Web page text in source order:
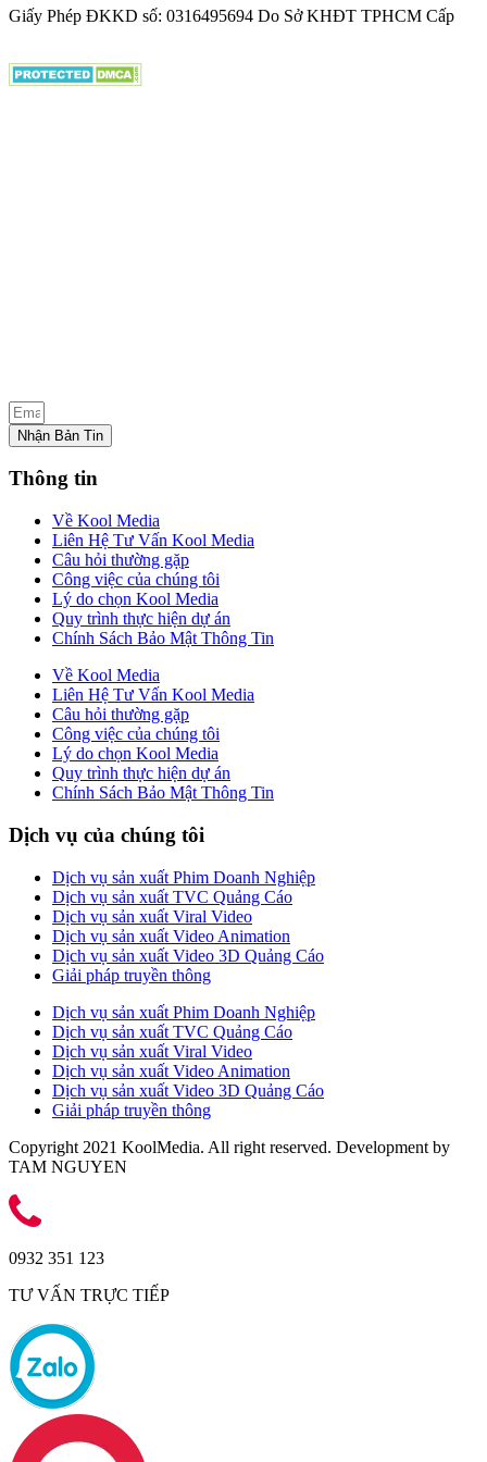
Giấy Phép ĐKKD số: 0316495694 Do Sở KHĐT TPHCM Cấp
Nhận Bản Tin
Thông tin
Về Kool Media
Liên Hệ Tư Vấn Kool Media
Câu hỏi thường gặp
Công việc của chúng tôi
Lý do chọn Kool Media
Quy trình thực hiện dự án
Chính Sách Bảo Mật Thông Tin
Về Kool Media
Liên Hệ Tư Vấn Kool Media
Câu hỏi thường gặp
Công việc của chúng tôi
Lý do chọn Kool Media
Quy trình thực hiện dự án
Chính Sách Bảo Mật Thông Tin
Dịch vụ của chúng tôi
Dịch vụ sản xuất Phim Doanh Nghiệp
Dịch vụ sản xuất TVC Quảng Cáo
Dịch vụ sản xuất Viral Video
Dịch vụ sản xuất Video Animation
Dịch vụ sản xuất Video 3D Quảng Cáo
Giải pháp truyền thông
Dịch vụ sản xuất Phim Doanh Nghiệp
Dịch vụ sản xuất TVC Quảng Cáo
Dịch vụ sản xuất Viral Video
Dịch vụ sản xuất Video Animation
Dịch vụ sản xuất Video 3D Quảng Cáo
Giải pháp truyền thông
Copyright 2021 KoolMedia. All right reserved. Development by
TAM NGUYEN
0932 351 123
TƯ VẤN TRỰC TIẾP